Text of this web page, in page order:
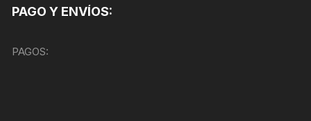
PAGO Y ENVÍOS:
PAGOS: